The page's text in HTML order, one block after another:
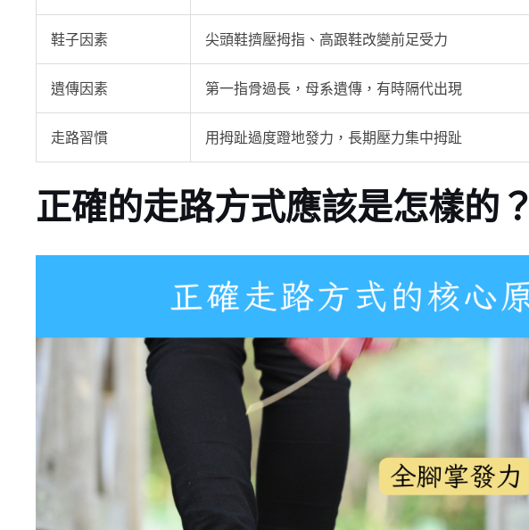
鞋子因素 尖頭鞋擠壓拇指、高跟鞋改變前足受力
遺傳因素 第一指骨過長，母系遺傳，有時隔代出現
走路習慣 用拇趾過度蹬地發力，長期壓力集中拇趾
正確的走路方式應該是怎樣的？